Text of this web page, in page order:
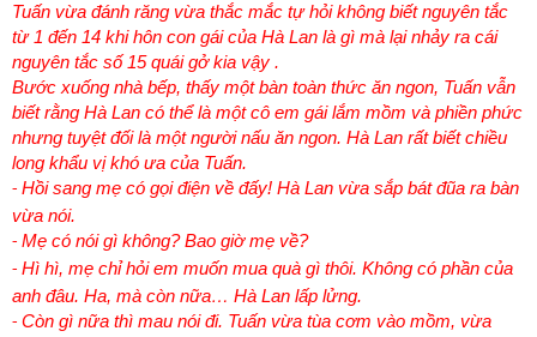
Tuấn vừa đánh răng vừa thắc mắc tự hỏi không biết nguyên tắc
từ 1 đến 14 khi hôn con gái của Hà Lan là gì mà lại nhảy ra cái
nguyên tắc số 15 quái gở kia vậy .
Bước xuống nhà bếp, thấy một bàn toàn thức ăn ngon, Tuấn vẫn
biết rằng Hà Lan có thể là một cô em gái lắm mồm và phiền phức
nhưng tuyệt đối là một người nấu ăn ngon. Hà Lan rất biết chiều
long khẩu vị khó ưa của Tuấn.
- Hồi sang mẹ có gọi điện về đấy! Hà Lan vừa sắp bát đũa ra bàn
vừa nói.
- Mẹ có nói gì không? Bao giờ mẹ về?
- Hì hì, mẹ chỉ hỏi em muốn mua quà gì thôi. Không có phần của
anh đâu. Ha, mà còn nữa… Hà Lan lấp lửng.
- Còn gì nữa thì mau nói đi. Tuấn vừa tùa cơm vào mồm, vừa